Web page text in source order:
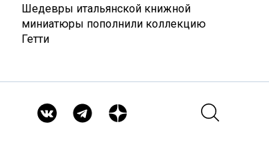
Шедевры итальянской книжной
миниатюры пополнили коллекцию
Гетти